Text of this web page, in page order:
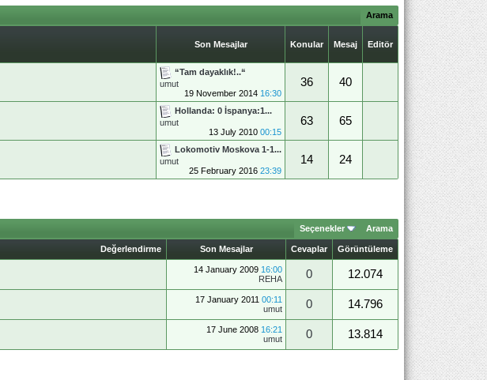
Arama
Son Mesajlar Konular Mesaj Editör
“Tam dayaklık!..“
umut
19 November 2014 16:30
36 40
Hollanda: 0 İspanya:1...
umut
13 July 2010 00:15
63 65
Lokomotiv Moskova 1-1...
umut
25 February 2016 23:39
14 24
Seçenekler Arama
Değerlendirme Son Mesajlar Cevaplar Görüntüleme
14 January 2009 16:00
REHA
0
12.074
17 January 2011 00:11
umut
0
14.796
17 June 2008 16:21
umut
0 13.814